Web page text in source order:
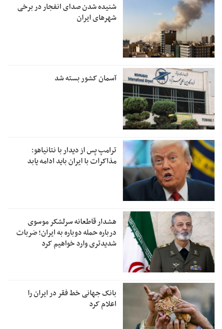
شنیده شدن صدای انفجار در برخی
شهرهای ایران
آسمان کشور بسته شد
ترامپ پس از دیدار با نتانیاهو:
مذاکرات با ایران باید ادامه یابد
هشدار قاطعانه سرلشکر موسوی
درباره حمله دوباره به ایران؛ ضربات
شدیدتری وارد خواهیم کرد
بانک جهانی خط فقر در ایران را
اعلام کرد